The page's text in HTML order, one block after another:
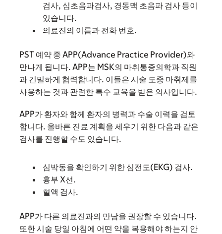
검사, 심초음파검사, 경동맥 초음파 검사 등이
있습니다.
의료진의 이름과 전화 번호.
PST 예약 중 APP(Advance Practice Provider)와
만나게 됩니다. APP는 MSK의 마취통증의학과 직원
과 긴밀하게 협력합니다. 이들은 시술 도중 마취제를
사용하는 것과 관련한 특수 교육을 받은 의사입니다.
APP가 환자와 함께 환자의 병력과 수술 이력을 검토
합니다. 올바른 진료 계획을 세우기 위한 다음과 같은
검사를 진행할 수도 있습니다.
심박동을 확인하기 위한 심전도(EKG) 검사.
흉부 X선.
혈액 검사.
APP가 다른 의료진과의 만남을 권장할 수 있습니다.
또한 시술 당일 아침에 어떤 약을 복용해야 하는지 안